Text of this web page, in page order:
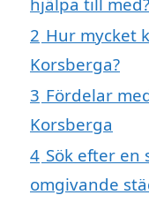
2 Hur mycket
Korsberga?
3 Fördelar
Korsberga
4 Sök efter en
omgivande